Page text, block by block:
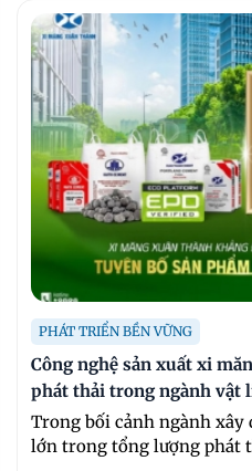
PHÁT TRIỂN BỀN VỮNG
Công nghệ sản xuất xi
phát thải trong ngành vật
Trong bối cảnh ngành
lớn trong tổng lượng phát